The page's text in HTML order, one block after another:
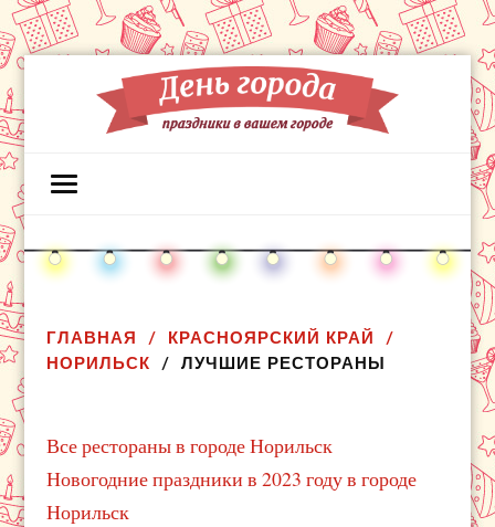
ГЛАВНАЯ
КРАСНОЯРСКИЙ КРАЙ
НОРИЛЬСК
ЛУЧШИЕ РЕСТОРАНЫ
Все рестораны в городе Норильск
Новогодние праздники в 2023 году в городе
Норильск